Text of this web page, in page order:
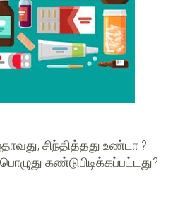
சிந்தித்தது உண்டா ?
கண்டுபிடிக்கப்பட்டது?